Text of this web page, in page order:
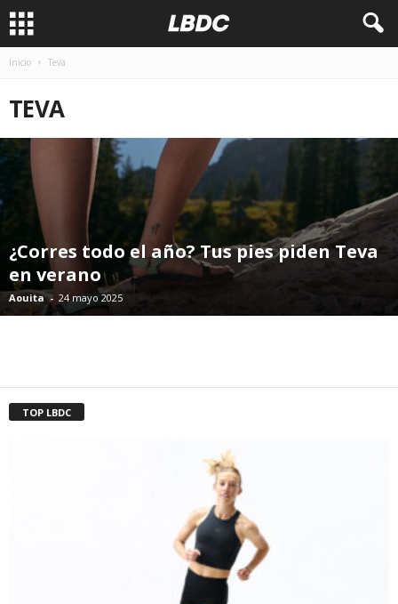
Inicio Teva
TEVA
¿Corres todo el año? Tus pies piden Teva
en verano
Aouita - 24 mayo 2025
TOP LBDC